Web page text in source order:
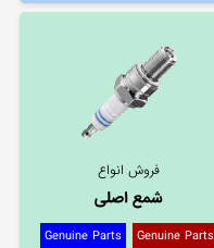
فروش انواع
شمع اصلی
Genuine Parts
Genuine Parts